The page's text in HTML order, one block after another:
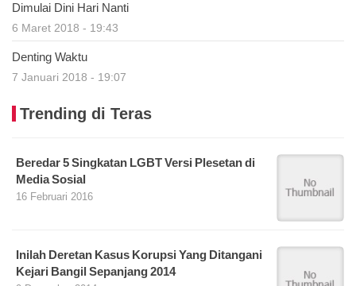
Dimulai Dini Hari Nanti
6 Maret 2018 - 19:43
Denting Waktu
7 Januari 2018 - 19:07
Trending di Teras
Beredar 5 Singkatan LGBT Versi Plesetan di
Media Sosial
16 Februari 2016
Inilah Deretan Kasus Korupsi Yang Ditangani
Kejari Bangil Sepanjang 2014